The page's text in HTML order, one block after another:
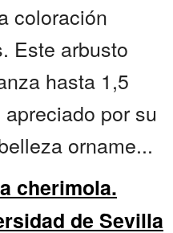
coloración
Este arbusto
hasta 1,5
por su
orname...
cherimola.
de Sevilla